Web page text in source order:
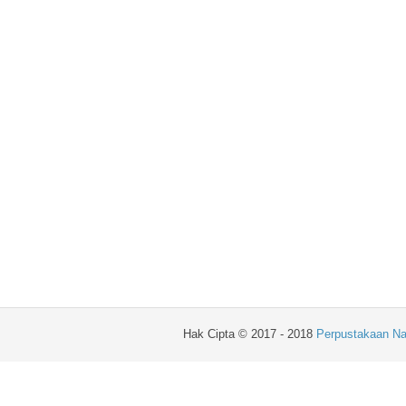
Hak Cipta © 2017 - 2018 Perpustakaan